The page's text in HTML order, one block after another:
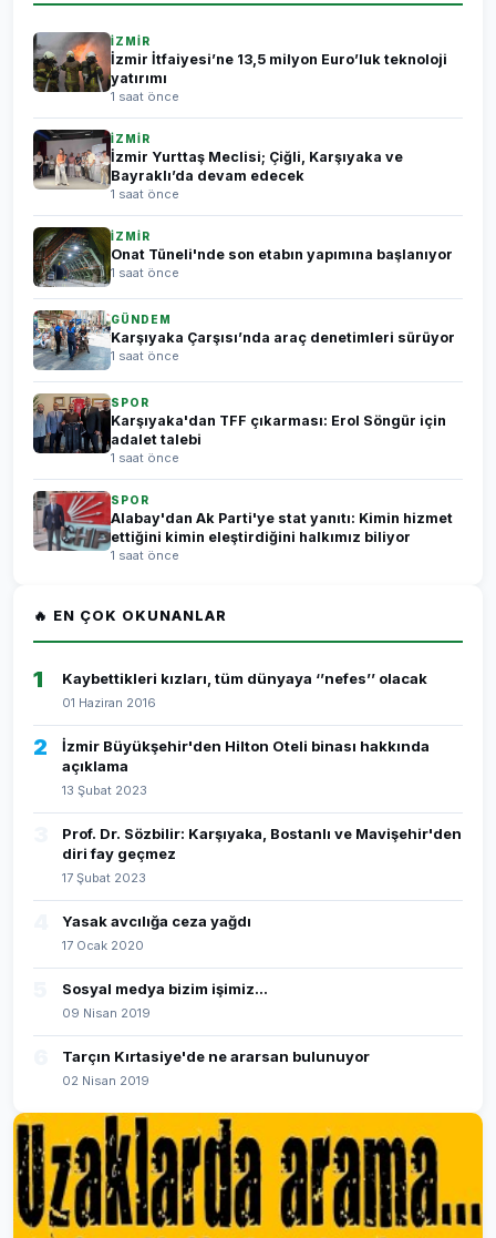
İZMİR
İzmir İtfaiyesi’ne 13,5 milyon Euro’luk teknoloji
yatırımı
1 saat önce
İZMİR
İzmir Yurttaş Meclisi; Çiğli, Karşıyaka ve
Bayraklı’da devam edecek
1 saat önce
İZMİR
Onat Tüneli'nde son etabın yapımına başlanıyor
1 saat önce
GÜNDEM
Karşıyaka Çarşısı’nda araç denetimleri sürüyor
1 saat önce
SPOR
Karşıyaka'dan TFF çıkarması: Erol Söngür için
adalet talebi
1 saat önce
SPOR
Alabay'dan Ak Parti'ye stat yanıtı: Kimin hizmet
ettiğini kimin eleştirdiğini halkımız biliyor
1 saat önce
🔥 EN ÇOK OKUNANLAR
1 Kaybettikleri kızları, tüm dünyaya ‘’nefes’’ olacak
01 Haziran 2016
2
İzmir Büyükşehir'den Hilton Oteli binası hakkında
açıklama
13 Şubat 2023
Prof. Dr. Sözbilir: Karşıyaka, Bostanlı ve Mavişehir'den
diri fay geçmez
17 Şubat 2023
Yasak avcılığa ceza yağdı
17 Ocak 2020
Sosyal medya bizim işimiz...
09 Nisan 2019
Tarçın Kırtasiye'de ne ararsan bulunuyor
02 Nisan 2019